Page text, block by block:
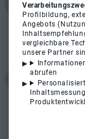
Profilbildung,
Angebots
vergleichbare
unsere Partner
abrufen